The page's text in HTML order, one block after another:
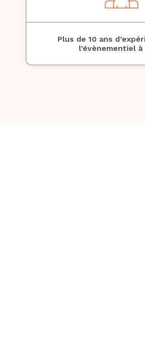
Plus de 10 ans
l’évènementiel à